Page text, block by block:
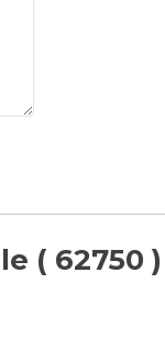
( 62750 )